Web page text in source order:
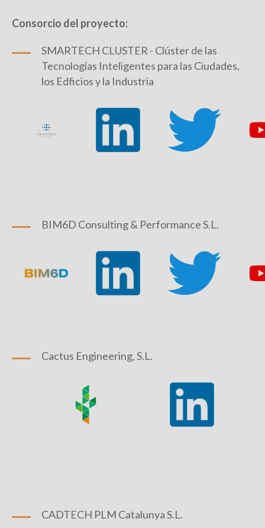
Consorcio del proyecto:
SMARTECH CLUSTER - Clúster de las
Tecnologías Inteligentes para las Ciudades,
los Edficios y la Industria
BIM6D Consulting & Performance S.L.
Cactus Engineering, S.L.
CADTECH PLM Catalunya S.L.